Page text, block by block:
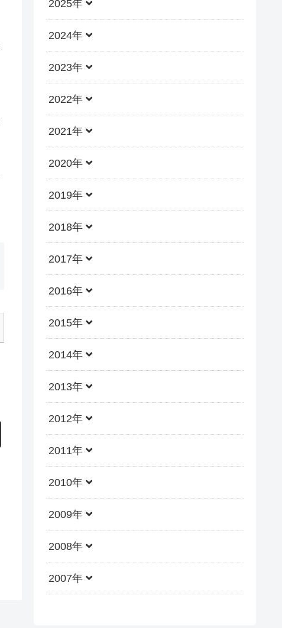
2025年
2024年
2023年
2022年
2021年
2020年
2019年
2018年
2017年
2016年
2015年
2014年
2013年
2012年
2011年
2010年
2009年
2008年
2007年